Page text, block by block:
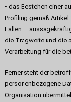
• das Bestehen einer
Profiling gemäß Artikel
Fällen —
die Tragweite und die
Verarbeitung für die
Ferner steht der
personenbezogene
Organisation